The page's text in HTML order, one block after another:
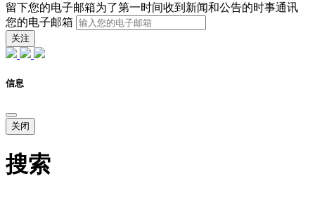
留下您的电子邮箱为了第一时间收到新闻和公告的时事通讯
您的电子邮箱
关注
信息
关闭
搜索